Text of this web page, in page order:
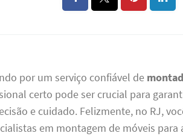
por um serviço confiável de
certo pode ser crucial para
e cuidado. Felizmente, no RJ,
em montagem de móveis para